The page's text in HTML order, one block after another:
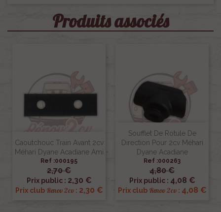
Produits associés
Caoutchouc Train Avant 2cv
Méhari Dyane Acadiane Ami
Ref :000195
2,70 €
Prix public : 2,30 €
Prix club Renov 2cv: 2,30 €
Soufflet De Rotule De
Direction Pour 2cv Méhari
Dyane Acadiane
Ref :000263
4,80 €
Prix public : 4,08 €
Prix club Renov 2cv: 4,08 €